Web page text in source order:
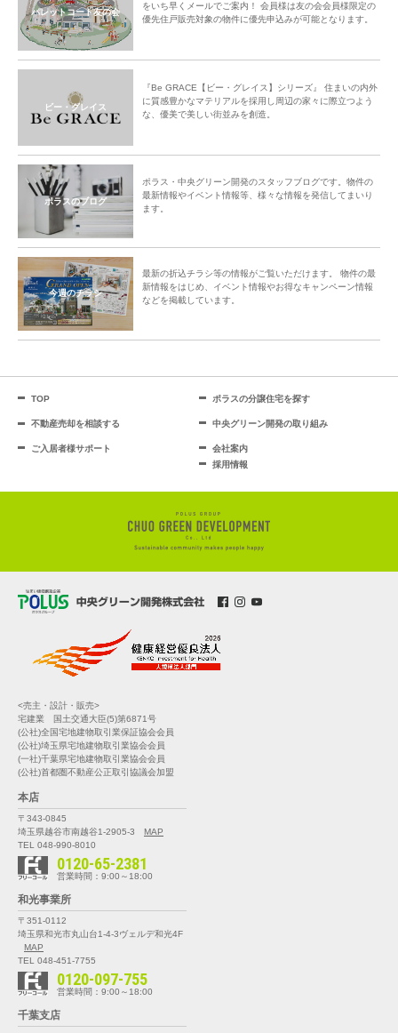
パレットコート友の会
をいち早くメールでご案内！ 会員様は友の会会員様限定の
優先住戸販売対象の物件に優先申込みが可能となります。
ビー・グレイス
『Be GRACE【ビー・グレイス】シリーズ』 住まいの内外
に質感豊かなマテリアルを採用し周辺の家々に際立つよう
な、優美で美しい街並みを創造。
ポラスのブログ
ポラス・中央グリーン開発のスタッフブログです。物件の
最新情報やイベント情報等、様々な情報を発信してまいり
ます。
今週のチラシ
最新の折込チラシ等の情報がご覧いただけます。 物件の最
新情報をはじめ、イベント情報やお得なキャンペーン情報
などを掲載しています。
TOP ポラスの分譲住宅を探す
不動産売却を相談する 中央グリーン開発の取り組み
ご入居者様サポート
会社案内
採用情報
<売主・設計・販売>
宅建業 国土交通大臣(5)第6871号
(公社)全国宅地建物取引業保証協会会員
(公社)埼玉県宅地建物取引業協会会員
(一社)千葉県宅地建物取引業協会会員
(公社)首都圏不動産公正取引協議会加盟
本店
〒343-0845
埼玉県越谷市南越谷1-2905-3
MAP
TEL 048-990-8010
0120-65-2381
営業時間：9:00～18:00
和光事業所
〒351-0112
埼玉県和光市丸山台1-4-3ヴェルデ和光4F
MAP
TEL 048-451-7755
0120-097-755
営業時間：9:00～18:00
千葉支店